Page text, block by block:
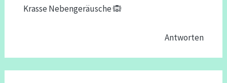
Krasse Nebengeräusche 🙉
Antworten